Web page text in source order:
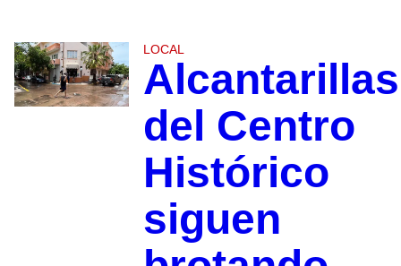
LOCAL
Alcantarillas
del Centro
Histórico
siguen